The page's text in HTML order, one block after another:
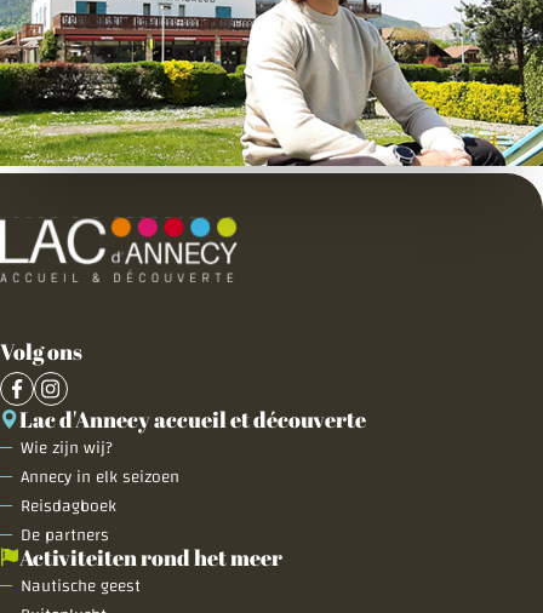
Volg ons
Lac d'Annecy accueil et découverte
Wie zijn wij?
Annecy in elk seizoen
Reisdagboek
De partners
Activiteiten rond het meer
Nautische geest